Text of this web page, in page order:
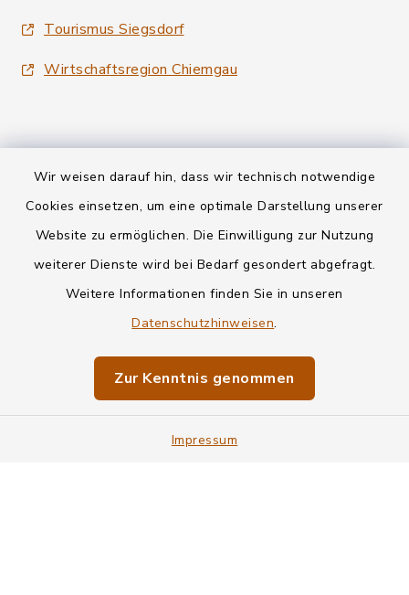
Wir weisen darauf hin, dass wir technisch notwendige
Cookies einsetzen, um eine optimale Darstellung unserer
Website zu ermöglichen. Die Einwilligung zur Nutzung
weiterer Dienste wird bei Bedarf gesondert abgefragt.
Weitere Informationen finden Sie in unseren
Datenschutzhinweisen.
Zur Kenntnis genommen
Impressum
Tourismus Siegsdorf
Wirtschaftsregion Chiemgau
Kontakt
Informationspflichten
Impressum
Sitemap